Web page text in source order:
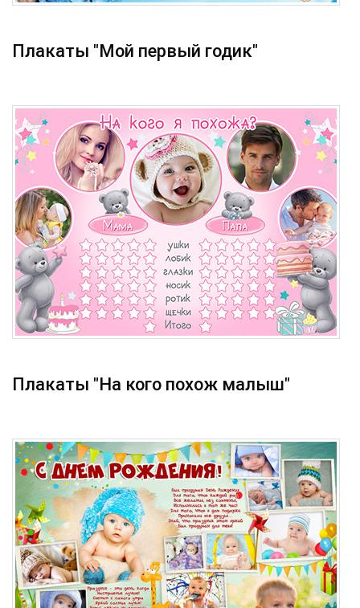
Плакаты "Мой первый годик"
Плакаты "На кого похож малыш"